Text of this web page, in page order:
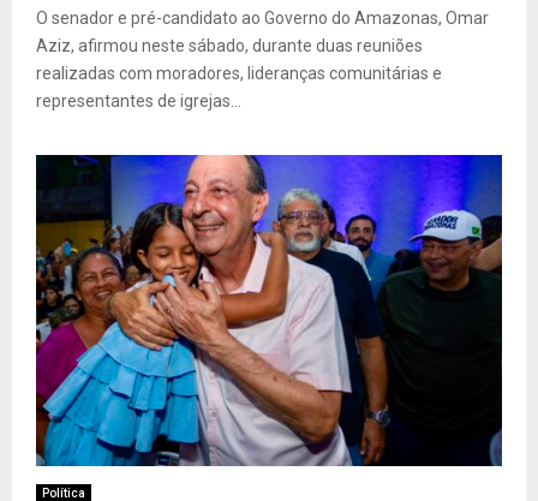
O senador e pré-candidato ao Governo do Amazonas, Omar
Aziz, afirmou neste sábado, durante duas reuniões
realizadas com moradores, lideranças comunitárias e
representantes de igrejas...
Política